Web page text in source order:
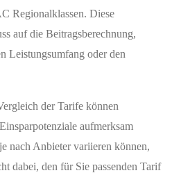
Regionalklassen. Diese
auf die Beitragsberechnung,
Leistungsumfang oder den
der Tarife können
aufmerksam
nach Anbieter variieren können,
dabei, den für Sie passenden Tarif